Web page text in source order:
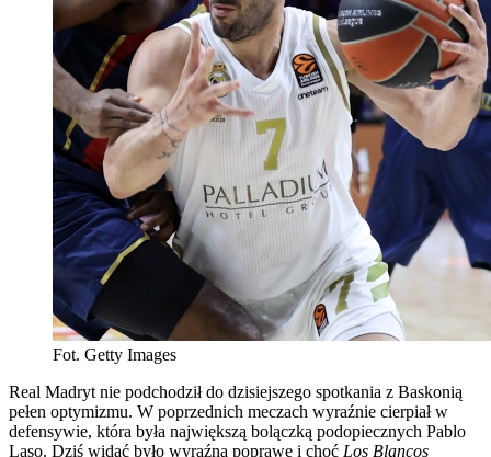
Fot. Getty Images
Real Madryt nie podchodził do dzisiejszego spotkania z Baskonią
pełen optymizmu. W poprzednich meczach wyraźnie cierpiał w
defensywie, która była największą bolączką podopiecznych Pablo
Laso. Dziś widać było wyraźną poprawę i choć Los Blancos